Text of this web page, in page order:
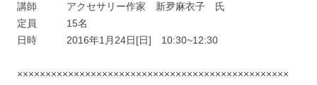
講師 アクセサリー作家 新夛麻衣子 氏
定員 15名
日時 2016年1月24日[日] 10:30~12:30
××××××××××××××××××××××××××××××××××××××××××××××××